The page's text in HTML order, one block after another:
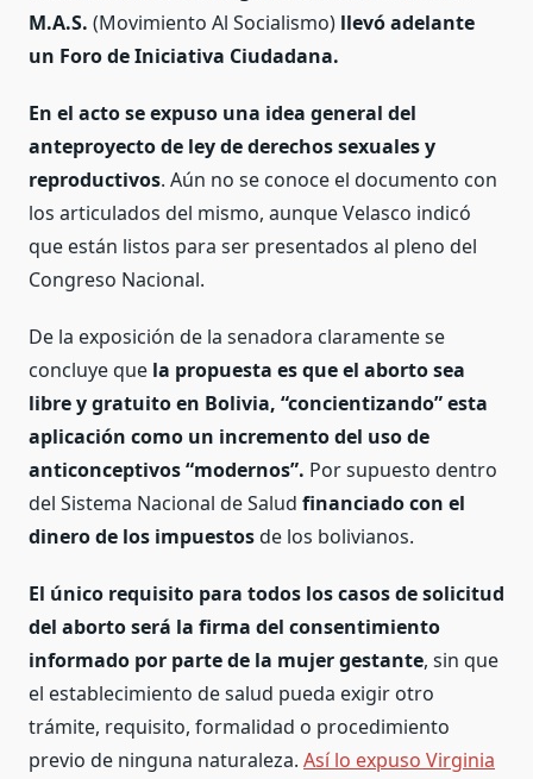
M.A.S. (Movimiento Al Socialismo) llevó adelante
un Foro de Iniciativa Ciudadana.
En el acto se expuso una idea general del
anteproyecto de ley de derechos sexuales y
reproductivos. Aún no se conoce el documento con
los articulados del mismo, aunque Velasco indicó
que están listos para ser presentados al pleno del
Congreso Nacional.
De la exposición de la senadora claramente se
concluye que la propuesta es que el aborto sea
libre y gratuito en Bolivia, “concientizando” esta
aplicación como un incremento del uso de
anticonceptivos “modernos”. Por supuesto dentro
del Sistema Nacional de Salud financiado con el
dinero de los impuestosde los bolivianos.
El único requisito para todos los casos de solicitud
del aborto será la firma del consentimiento
informado por parte de la mujer gestante, sin que
el establecimiento de salud pueda exigir otro
trámite, requisito, formalidad o procedimiento
previo de ninguna naturaleza. Así lo expuso Virginia